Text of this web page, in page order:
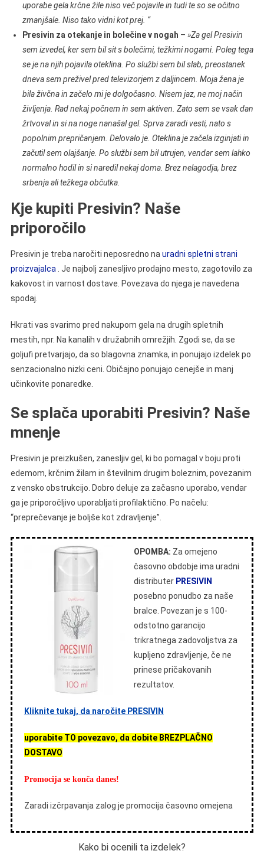
uporabe gela krčne žile niso več pojavile in tudi te so se očitno
zmanjšale. Niso tako vidni kot prej. “
Presivin za otekanje in bolečine v nogah – »Za gel Presivin
sem izvedel, ker sem bil sit s bolečimi, težkimi nogami. Poleg tega
se je na njih pojavila oteklina. Po službi sem bil slab, preostanek
dneva sem preživel pred televizorjem z daljincem. Moja žena je
bila živčna in začelo mi je dolgočasno. Nisem jaz, ne moj način
življenja. Rad nekaj počnem in sem aktiven. Zato sem se vsak dan
žrtvoval in si na noge nanašal gel. Sprva zaradi vesti, nato s
popolnim prepričanjem. Delovalo je. Oteklina je začela izginjati in
začutil sem olajšanje. Po službi sem bil utrujen, vendar sem lahko
normalno hodil in si naredil nekaj doma. Brez nelagodja, brez
srbenja ali težkega občutka.
Kje kupiti Presivin? Naše
priporočilo
Presivin je treba naročiti neposredno na uradni spletni strani
proizvajalca . Je najbolj zanesljivo prodajno mesto, zagotovilo za
kakovost in varnost dostave. Povezava do njega je navedena
spodaj.
Hkrati vas svarimo pred nakupom gela na drugih spletnih
mestih, npr. Na kanalih v družabnih omrežjih. Zgodi se, da se
goljufi pretvarjajo, da so blagovna znamka, in ponujajo izdelek po
senzacionalno nizki ceni. Običajno ponujajo cenejše in manj
učinkovite ponaredke.
Se splača uporabiti Presivin? Naše
mnenje
Presivin je preizkušen, zanesljiv gel, ki bo pomagal v boju proti
edemom, krčnim žilam in številnim drugim boleznim, povezanim
z vensko obstrukcijo. Dobro deluje za začasno uporabo, vendar
ga je priporočljivo uporabljati profilaktično. Po načelu:
“preprečevanje je boljše kot zdravljenje”.
OPOMBA: Za omejeno
časovno obdobje ima uradni
distributer PRESIVIN
posebno ponudbo za naše
bralce. Povezan je s 100-
odstotno garancijo
trikratnega zadovoljstva za
kupljeno zdravljenje, če ne
prinese pričakovanih
rezultatov.
Kliknite tukaj, da naročite PRESIVIN
uporabite TO povezavo, da dobite BREZPLAČNO
DOSTAVO
Promocija se konča danes!
Zaradi izčrpavanja zalog je promocija časovno omejena
Kako bi ocenili ta izdelek?